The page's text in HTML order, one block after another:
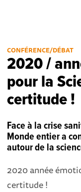
CONFÉRENCE/DÉBAT
2020 /
pour la
certitude !
Face à la crise
Monde entier a
autour de la
2020 année
certitude !